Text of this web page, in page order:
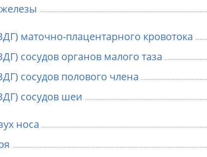
маточно-плацентарного кровотока
сосудов органов малого таза
сосудов полового члена
сосудов шеи
носа